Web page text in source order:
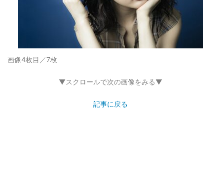
画像4枚目／7枚
▼スクロールで次の画像をみる▼
記事に戻る